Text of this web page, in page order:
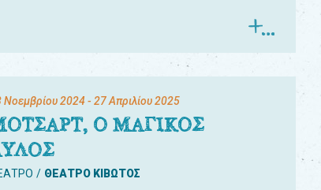
Νοεμβρίου 2024- 27 Απριλίου 2025
Ο ΜΑΓΙΚΟΣ
ΘΕΑΤΡΟ ΚΙΒΩΤΟΣ